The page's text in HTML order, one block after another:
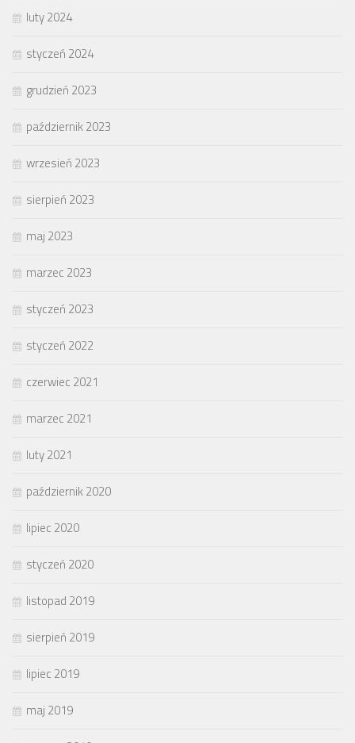
luty 2024
styczeń 2024
grudzień 2023
październik 2023
wrzesień 2023
sierpień 2023
maj 2023
marzec 2023
styczeń 2023
styczeń 2022
czerwiec 2021
marzec 2021
luty 2021
październik 2020
lipiec 2020
styczeń 2020
listopad 2019
sierpień 2019
lipiec 2019
maj 2019